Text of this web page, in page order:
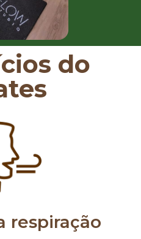
do
respiração